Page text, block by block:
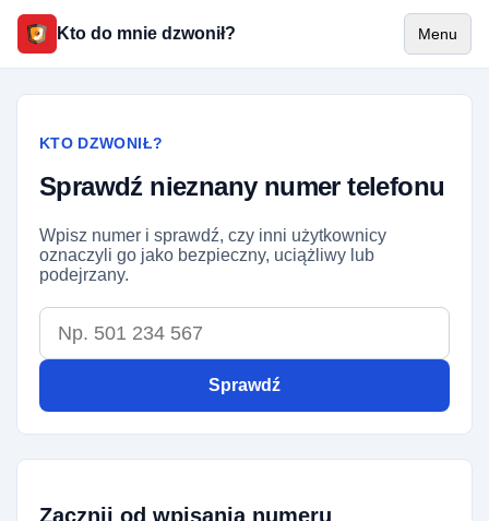
Kto do mnie dzwonił? Menu
KTO DZWONIŁ?
Sprawdź nieznany numer telefonu
Wpisz numer i sprawdź, czy inni użytkownicy
oznaczyli go jako bezpieczny, uciążliwy lub
podejrzany.
Numer telefonu
Sprawdź
Zacznij od wpisania numeru